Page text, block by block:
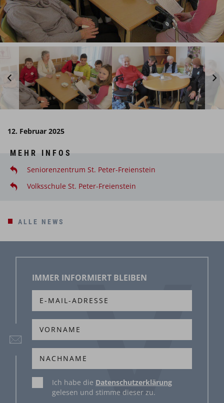
12. Februar 2025
MEHR INFOS
Seniorenzentrum St. Peter-Freienstein
Volksschule St. Peter-Freienstein
ALLE NEWS
IMMER INFORMIERT BLEIBEN
Ich habe die Datenschutzerklärung
gelesen und stimme dieser zu.